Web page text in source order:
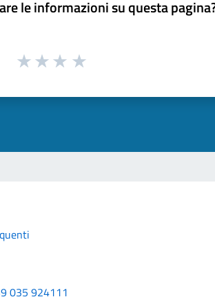
le informazioni su questa
035 924111